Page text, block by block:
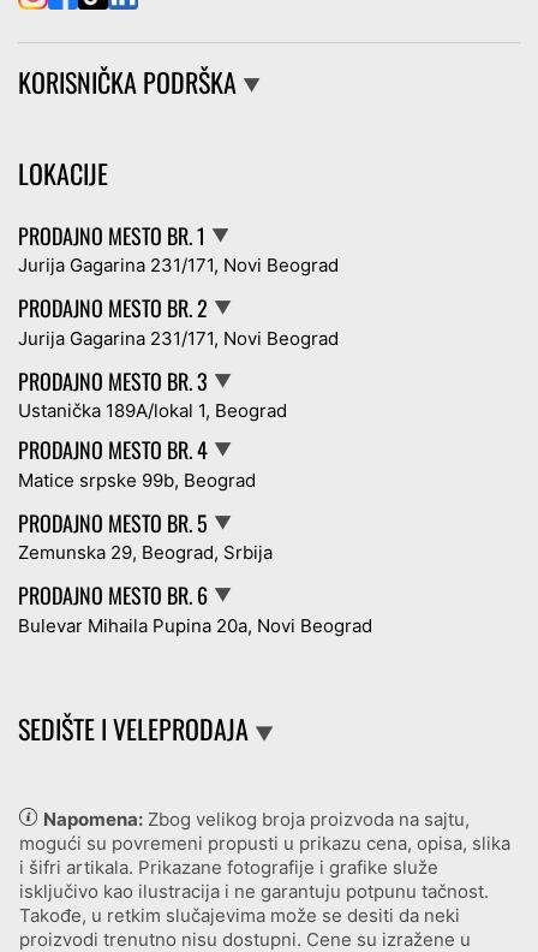
KORISNIČKA PODRŠKA ▼
LOKACIJE
PRODAJNO MESTO BR. 1 ▼
Jurija Gagarina 231/171, Novi Beograd
PRODAJNO MESTO BR. 2 ▼
Jurija Gagarina 231/171, Novi Beograd
PRODAJNO MESTO BR. 3 ▼
Ustanička 189A/lokal 1, Beograd
PRODAJNO MESTO BR. 4 ▼
Matice srpske 99b, Beograd
PRODAJNO MESTO BR. 5 ▼
Zemunska 29, Beograd, Srbija
PRODAJNO MESTO BR. 6 ▼
Bulevar Mihaila Pupina 20a, Novi Beograd
SEDIŠTE I VELEPRODAJA ▼
Napomena: Zbog velikog broja proizvoda na sajtu,
mogući su povremeni propusti u prikazu cena, opisa, slika
i šifri artikala. Prikazane fotografije i grafike služe
isključivo kao ilustracija i ne garantuju potpunu tačnost.
Takođe, u retkim slučajevima može se desiti da neki
proizvodi trenutno nisu dostupni. Cene su izražene u